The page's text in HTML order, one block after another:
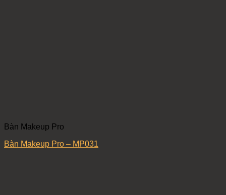
Bàn Makeup Pro
Bàn Makeup Pro – MP031